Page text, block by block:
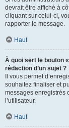
devrait être affiché à
cliquant sur celui-ci,
rapporter le message.
Haut
À quoi sert le bouton
rédaction d’un sujet ?
Il vous permet
souhaitez finaliser et
messages enregistrés
l’utilisateur.
Haut